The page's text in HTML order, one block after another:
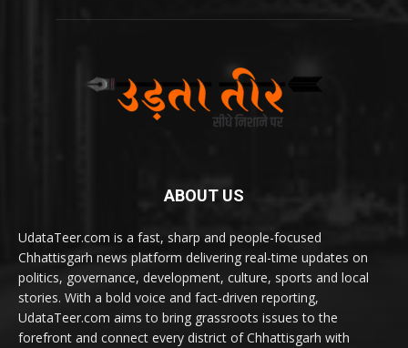
ABOUT US
UdataTeer.com is a fast, sharp and people-focused
Chhattisgarh news platform delivering real-time updates on
politics, governance, development, culture, sports and local
stories. With a bold voice and fact-driven reporting,
UdataTeer.com aims to bring grassroots issues to the
forefront and connect every district of Chhattisgarh with